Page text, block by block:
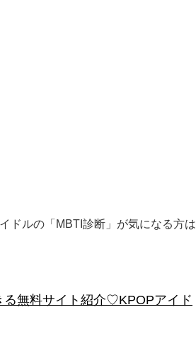
ドルの「MBTI診断」が気になる方は
無料サイト紹介♡KPOPアイド